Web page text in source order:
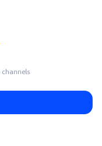
kéo co
bảo an toàn